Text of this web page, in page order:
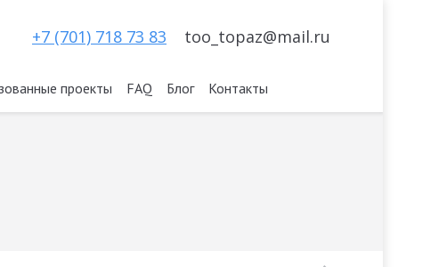
+7 (701) 718 73 83 too_topaz@mail.ru
проекты FAQ Блог Контакты